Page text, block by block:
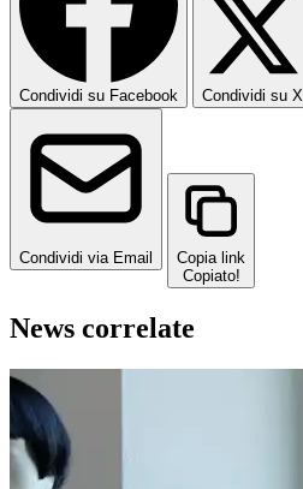
Condividi su Facebook Condividi su X
Condividi via Email
Copia link
Copiato!
News correlate